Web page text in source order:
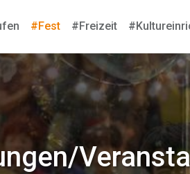
#Fest #Freizeit